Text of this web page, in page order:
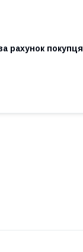
рахунок покупця